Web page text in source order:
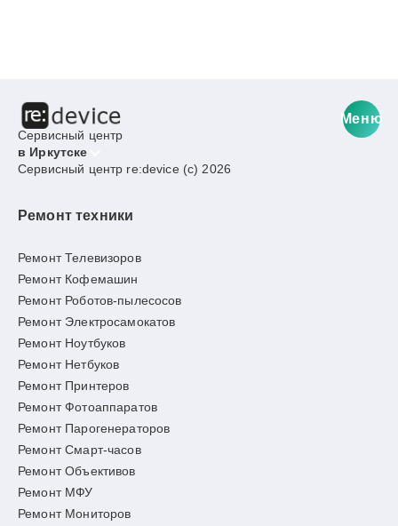
Сервисный центр
в Иркутске
Меню
Сервисный центр re:device (c) 2026
Ремонт техники
Ремонт Телевизоров
Ремонт Кофемашин
Ремонт Роботов-пылесосов
Ремонт Электросамокатов
Ремонт Ноутбуков
Ремонт Нетбуков
Ремонт Принтеров
Ремонт Фотоаппаратов
Ремонт Парогенераторов
Ремонт Смарт-часов
Ремонт Объективов
Ремонт МФУ
Ремонт Мониторов